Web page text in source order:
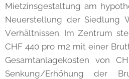
Mietzinsgestaltung am
Neuerstellung der Siedlung
Verhältnissen. Im Zentrum
CHF 440 pro m2 mit einer
Gesamtanlagekosten von
Senkung/Erhöhung der